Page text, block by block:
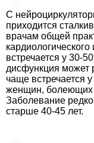
С
приходится
врачам общей
встречается у 30-
дисфункция может
чаще встречается
женщин, болеющих
Заболевание
старше 40-45 лет.